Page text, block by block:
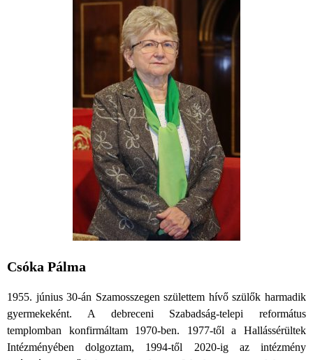
Csóka Pálma
1955. június 30-án Szamosszegen születtem hívő szülők harmadik
gyermekeként. A debreceni Szabadság-telepi református
templomban konfirmáltam 1970-ben. 1977-től a Hallássérültek
Intézményében dolgoztam, 1994-től 2020-ig az intézmény